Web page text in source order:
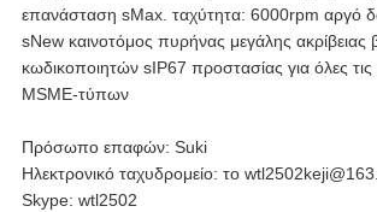
επανάσταση sMax. ταχύτητα: 6000rpm αργό
sNew καινοτόμος πυρήνας μεγάλης ακρίβειας
κωδικοποιητών sIP67 προστασίας για όλες
MSME-τύπων
Πρόσωπο επαφών: Suki
Ηλεκτρονικό ταχυδρομείο: το
Skype: wtl2502